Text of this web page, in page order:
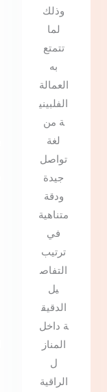
وذلك
لما
تتمتع
به
العمالة
الفلبيني
ة من
لغة
تواصل
جيدة
ودقة
متناهية
في
ترتيب
التفاص
يل
الدقيق
ة داخل
المناز
ل
الراقية